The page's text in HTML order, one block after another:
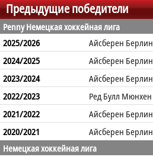
Предыдущие победители
Penny Немецкая хоккейная лига
2025/2026
Айсберен Берлин
2024/2025
Айсберен Берлин
2023/2024
Айсберен Берлин
2022/2023
Ред Булл Мюнхен
2021/2022
Айсберен Берлин
2020/2021
Айсберен Берлин
Немецкая хоккейная лига